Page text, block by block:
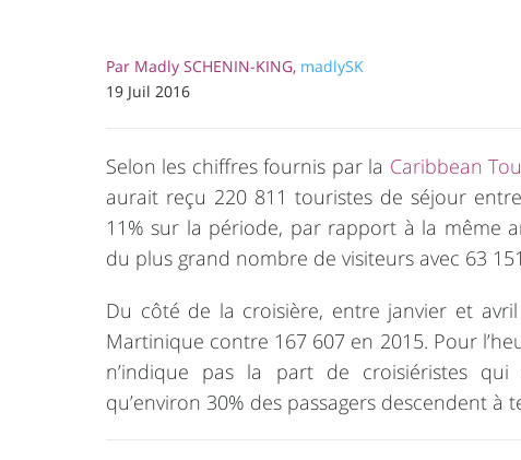
Par Madly SCHENIN-KING, madlySK
19 Juil 2016
Selon les chiffres fournis par la Caribbean
aurait reçu 220 811 touristes de séjour
11% sur la période, par rapport à la même
du plus grand nombre de visiteurs avec 63
Du côté de la croisière, entre janvier et
Martinique contre 167 607 en 2015. Pour
n’indique pas la part de croisiéristes
qu’environ 30% des passagers descendent à